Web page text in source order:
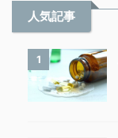
人気記事
1